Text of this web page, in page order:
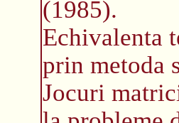
(1985).
Echivalenta
prin metoda
Jocuri